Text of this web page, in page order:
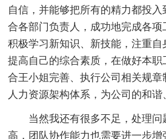
自信，并能够把所有的精力都投
合各部门负责人，成功地完成各
积极学习新知识、新技能，注重自
提高自己的综合素质，在做好本
合王小姐完善、执行公司相关规
人力资源架构体系，为公司的和谐
当然我还有很多不足，处理问
高，团队协作能力也需要进一步